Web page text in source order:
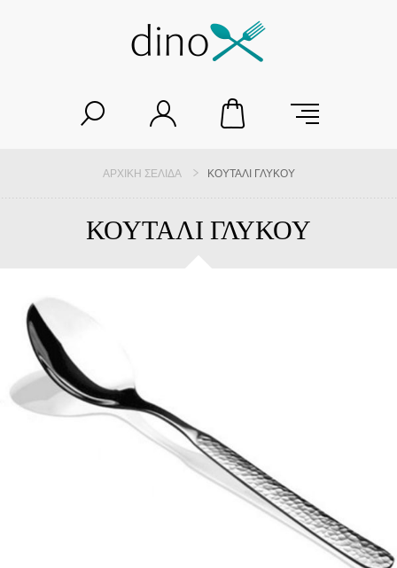
ΑΡΧΙΚΉ ΣΕΛΊΔΑ ΚΟΥΤΑΛΙ ΓΛΥΚΟΥ
ΚΟΥΤΑΛΙ ΓΛΥΚΟΥ